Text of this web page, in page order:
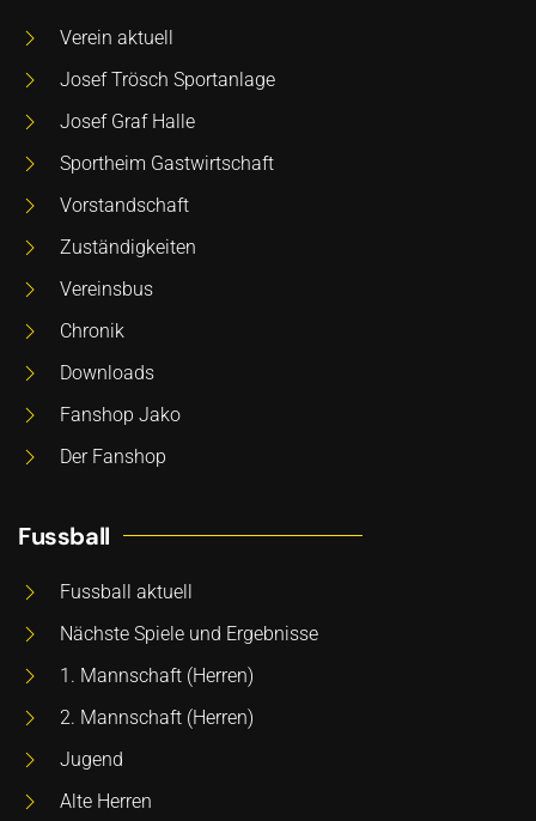
Verein aktuell
Josef Trösch Sportanlage
Josef Graf Halle
Sportheim Gastwirtschaft
Vorstandschaft
Zuständigkeiten
Vereinsbus
Chronik
Downloads
Fanshop Jako
Der Fanshop
Fussball
Fussball aktuell
Nächste Spiele und Ergebnisse
1. Mannschaft (Herren)
2. Mannschaft (Herren)
Jugend
Alte Herren